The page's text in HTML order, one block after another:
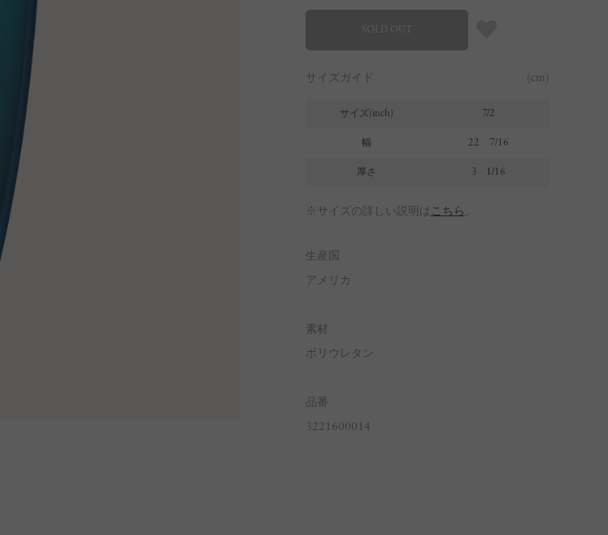
SOLD OUT
サイズガイド (cm)
サイズ(inch) 7/2
幅 22 7/16
厚さ 3 1/16
※サイズの詳しい説明は こちら
生産国
アメリカ
素材
ポリウレタン
品番
3221600014